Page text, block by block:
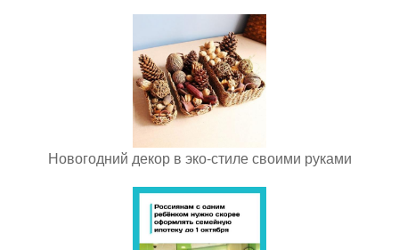
Новогодний декор в эко-стиле своими руками